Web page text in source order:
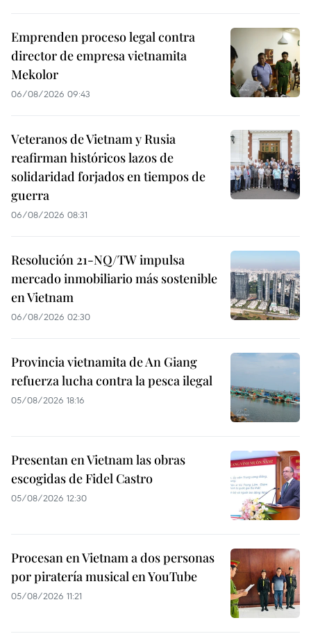
Emprenden proceso legal contra
director de empresa vietnamita
Mekolor
06/08/2026 09:43
Veteranos de Vietnam y Rusia
reafirman históricos lazos de
solidaridad forjados en tiempos de
guerra
06/08/2026 08:31
Resolución 21-NQ/TW impulsa
mercado inmobiliario más sostenible
en Vietnam
06/08/2026 02:30
Provincia vietnamita de An Giang
refuerza lucha contra la pesca ilegal
05/08/2026 18:16
Presentan en Vietnam las obras
escogidas de Fidel Castro
05/08/2026 12:30
Procesan en Vietnam a dos personas
por piratería musical en YouTube
05/08/2026 11:21